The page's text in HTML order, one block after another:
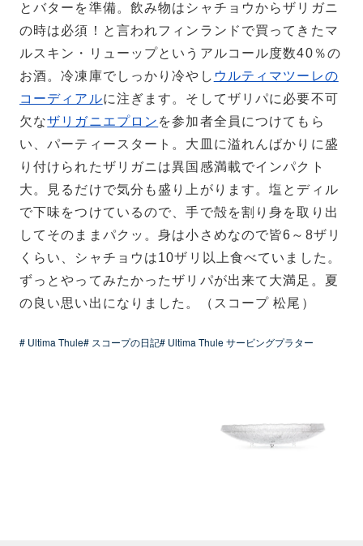
とバターを準備。飲み物はシャチョウからザリガニ
の時は必須！と言われフィンランドで買ってきたマ
ルスキン・リューップというアルコール度数40％の
お酒。冷凍庫でしっかり冷やし ウルティマツーレの
コーディアルに注ぎます。そしてザリパに必要不可
欠なザリガニエプロン を参加者全員につけてもら
い、パーティースタート。大皿に溢れんばかりに盛
り付けられたザリガニは異国感満載でインパクト
大。見るだけで気分も盛り上がります。塩とディル
で下味をつけているので、手で殻を割り身を取り出
してそのままパクッ。身は小さめなので皆6～8ザリ
くらい、シャチョウは10ザリ以上食べていました。
ずっとやってみたかったザリパが出来て大満足。夏
の良い思い出になりました。（スコープ 松尾）
# Ultima Thule# スコープの日記# Ultima Thule サービングプラター